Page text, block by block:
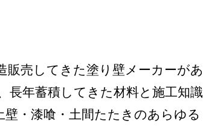
販売してきた塗り壁メーカーがあ
長年蓄積してきた材料と施工知識
・漆喰・土間たたきのあらゆる